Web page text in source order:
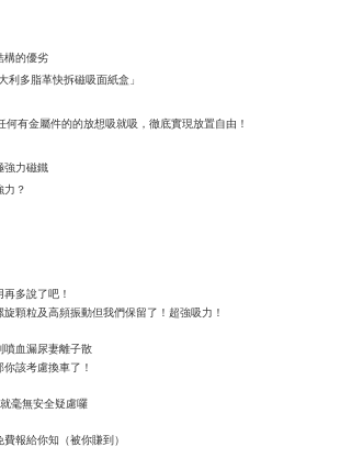
構的優劣
多脂革快拆磁吸面紙盒」
有金屬件的的放想吸就吸，徹底實現放置自由！
強力磁鐵
？
多說了吧！
顆粒及高頻振動但我們保留了！超強吸力！
噴血漏尿妻離子散
該考慮換車了！
毫無安全疑慮囉
報給你知（被你賺到）